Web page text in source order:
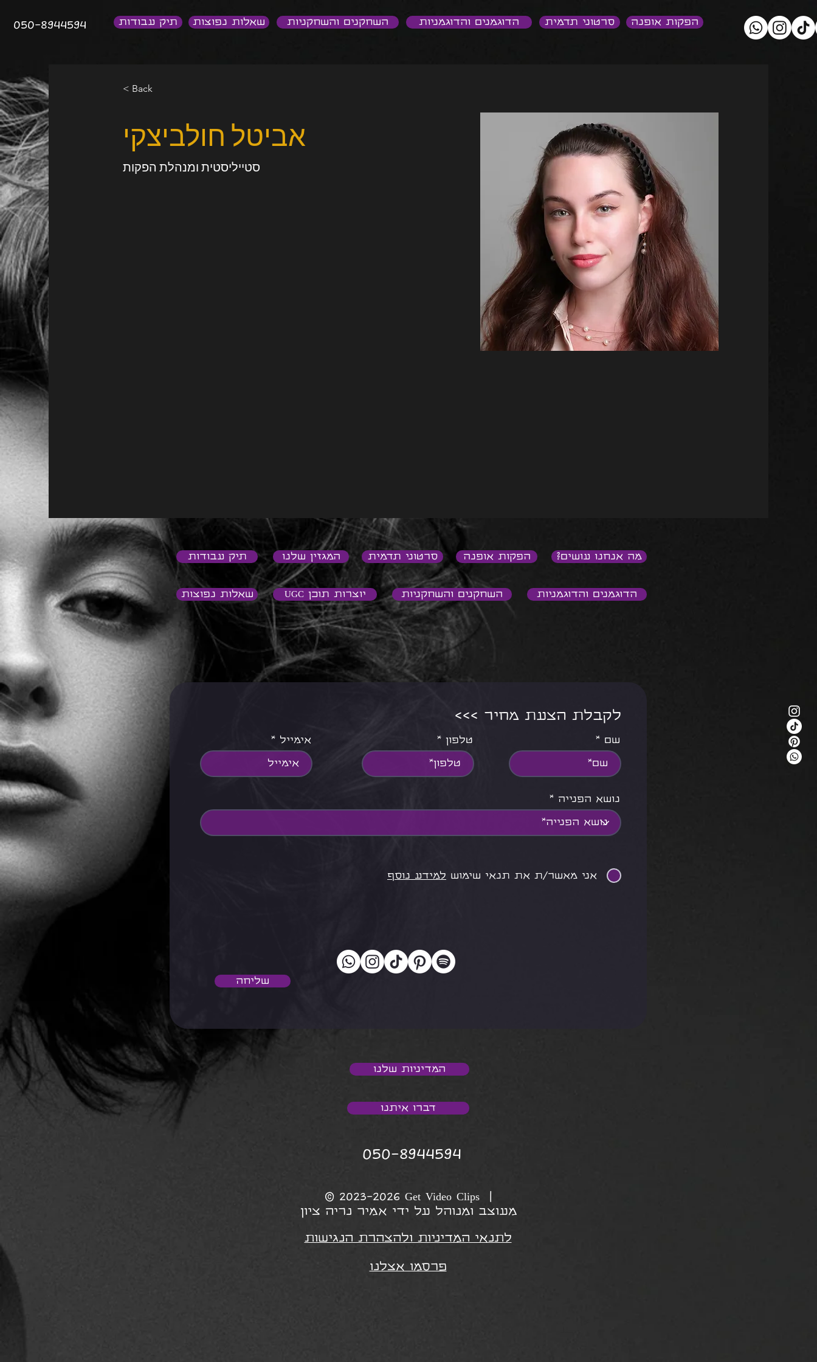
050-8944594 תיק עבודות שאלות נפוצות השחקנים והשחקניות הדוגמנים והדוגמניות סרטוני תדמית הפקות אופנה
< Back
אביטל חולביצקי
סטייליסטית ומנהלת הפקות
תיק עבודות
שאלות נפוצות
המגזין שלנו סרטוני תדמית הפקות אופנה מה אנחנו עושים?
יוצרות תוכן UGC השחקנים והשחקניות הדוגמנים והדוגמניות
<<< לקבלת הצעת מחיר
אימייל טלפון שם
נושא הפנייה
אני מאשר/ת את תנאי שימוש למידע נוסף
שליחה
המדיניות שלנו
דברו איתנו
050-8944594
© 2023-2026 Get Video Clips |
מעוצב ומנוהל על ידי אמיר נריה ציון
לתנאי המדיניות ולהצהרת הנגישות
פרסמו אצלנו